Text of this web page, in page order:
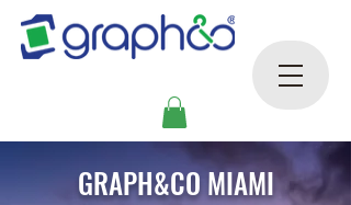
GRAPH&CO MIAMI